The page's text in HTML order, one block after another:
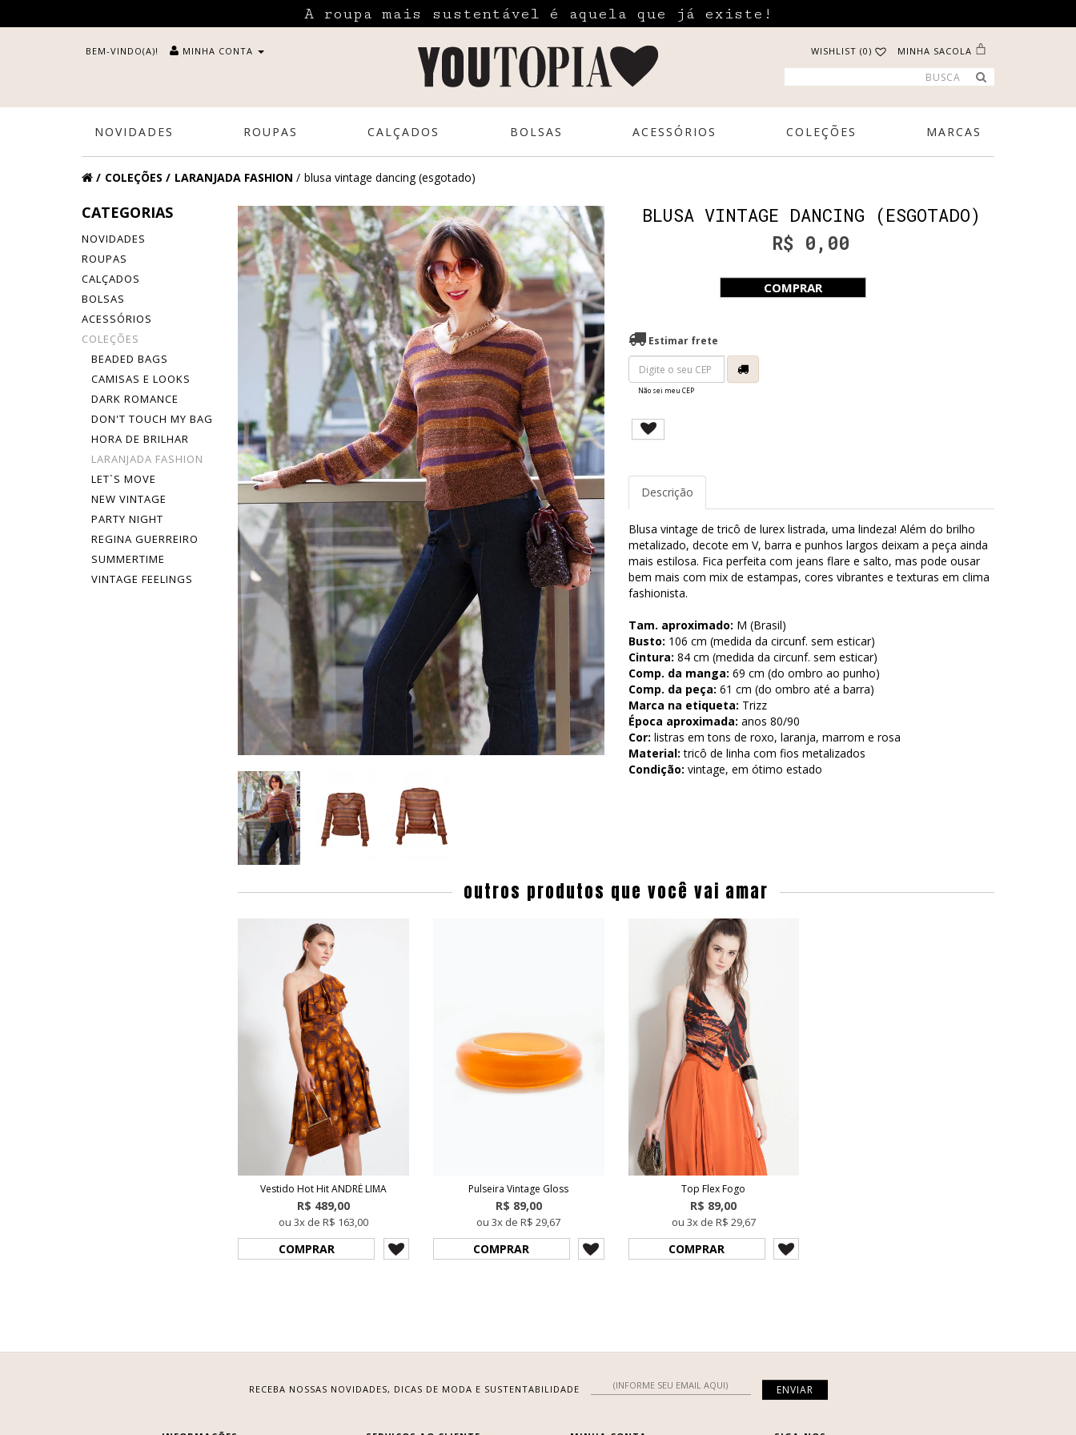
A roupa mais sustentável é aquela que já existe!
BEM-VINDO(A)! MINHA CONTA WISHLIST (0) MINHA SACOLA
NOVIDADES ROUPAS CALÇADOS BOLSAS ACESSÓRIOS COLEÇÕES MARCAS
COLEÇÕES LARANJADA FASHION blusa vintage dancing (esgotado)
CATEGORIAS
NOVIDADES
ROUPAS
CALÇADOS
BOLSAS
ACESSÓRIOS
COLEÇÕES
BEADED BAGS
CAMISAS E LOOKS
DARK ROMANCE
DON'T TOUCH MY BAG
HORA DE BRILHAR
LARANJADA FASHION
LET`S MOVE
NEW VINTAGE
PARTY NIGHT
REGINA GUERREIRO
SUMMERTIME
VINTAGE FEELINGS
BLUSA VINTAGE DANCING (ESGOTADO)
R$ 0,00
COMPRAR
Estimar frete
Não sei meu CEP
Descrição
Blusa vintage de tricô de lurex listrada, uma lindeza! Além do brilho
metalizado, decote em V, barra e punhos largos deixam a peça ainda
mais estilosa. Fica perfeita com jeans flare e salto, mas pode ousar
bem mais com mix de estampas, cores vibrantes e texturas em clima
fashionista.
Tam. aproximado: M (Brasil)
Busto: 106 cm (medida da circunf. sem esticar)
Cintura: 84 cm (medida da circunf. sem esticar)
Comp. da manga: 69 cm (do ombro ao punho)
Comp. da peça: 61 cm (do ombro até a barra)
Marca na etiqueta: Trizz
Época aproximada: anos 80/90
Cor: listras em tons de roxo, laranja, marrom e rosa
Material: tricô de linha com fios metalizados
Condição: vintage, em ótimo estado
outros produtos que você vai amar
Vestido Hot Hit ANDRÉ LIMA
R$ 489,00
ou 3x de R$ 163,00
COMPRAR
Pulseira Vintage Gloss
R$ 89,00
ou 3x de R$ 29,67
COMPRAR
Top Flex Fogo
R$ 89,00
ou 3x de R$ 29,67
COMPRAR
RECEBA NOSSAS NOVIDADES, DICAS DE MODA E SUSTENTABILIDADE